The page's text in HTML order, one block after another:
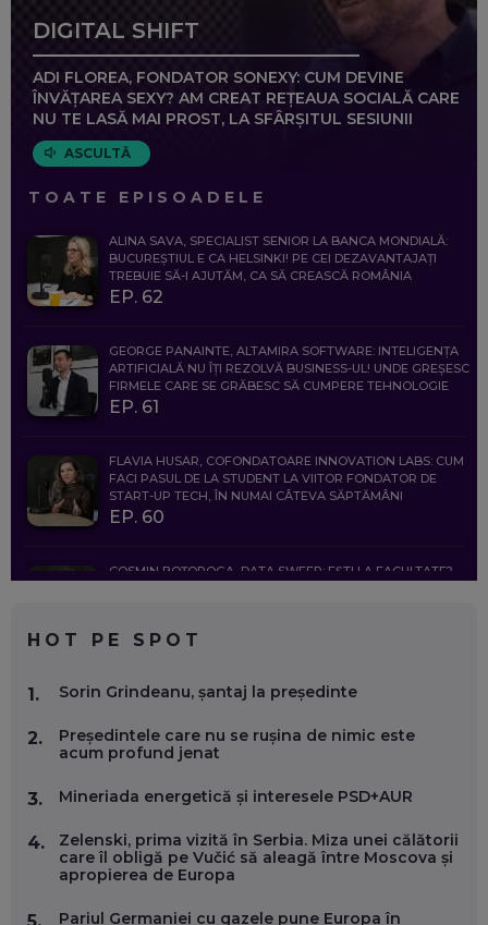
DIGITAL SHIFT
ADI FLOREA, FONDATOR SONEXY: CUM DEVINE
ÎNVĂȚAREA SEXY? AM CREAT REȚEAUA SOCIALĂ CARE
NU TE LASĂ MAI PROST, LA SFÂRȘITUL SESIUNII
ASCULTĂ
TOATE EPISOADELE
ALINA SAVA, SPECIALIST SENIOR LA BANCA MONDIALĂ:
BUCUREȘTIUL E CA HELSINKI! PE CEI DEZAVANTAJAȚI
TREBUIE SĂ-I AJUTĂM, CA SĂ CREASCĂ ROMÂNIA
EP. 62
GEORGE PANAINTE, ALTAMIRA SOFTWARE: INTELIGENȚA
ARTIFICIALĂ NU ÎȚI REZOLVĂ BUSINESS-UL! UNDE GREȘESC
FIRMELE CARE SE GRĂBESC SĂ CUMPERE TEHNOLOGIE
EP. 61
FLAVIA HUSAR, COFONDATOARE INNOVATION LABS: CUM
FACI PASUL DE LA STUDENT LA VIITOR FONDATOR DE
START-UP TECH, ÎN NUMAI CÂTEVA SĂPTĂMÂNI
EP. 60
COSMIN BOȚOROGA, DATA SWEEP: EȘTI LA FACULTATE?
FOLOSEȘTI TEHNOLOGIA CA SĂ FII MAI BUN LA JOB. ȘI CUM
EP. 58
MARIUS PAȘCULEA, COFONDATOR AL KULTH: CUM
FOLOSEȘTI TEHNOLOGIA CA SĂ ÎȚI DESCHIZI DRUMUL
EP. 57
EFICIENT VIAȚA ONLINE. ȘI CARE SUNT PRIMII PAȘI ÎNTR-O
HOT PE SPOT
1. Sorin Grindeanu, șantaj la președinte
2.
Președintele care nu se rușina de nimic este
acum profund jenat
3. Mineriada energetică și interesele PSD+AUR
4.
Zelenski, prima vizită în Serbia. Miza unei călătorii
care îl obligă pe Vučić să aleagă între Moscova și
apropierea de Europa
Pariul Germaniei cu gazele pune Europa în